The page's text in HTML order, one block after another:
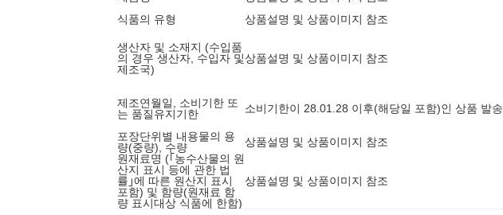
식품의 유형
상품설명 및 상품이미지 참조
생산자 및 소재지 (수입품
의 경우 생산자, 수입자 및
제조국)
상품설명 및 상품이미지 참조
제조연월일, 소비기한 또
는 품질유지기한
소비기한이 28.01.28 이후(해당일 포함)인 상품 발송
포장단위별 내용물의 용
량(중량), 수량
상품설명 및 상품이미지 참조
원재료명 (｢농수산물의 원
산지 표시 등에 관한 법
률｣에 따른 원산지 표시
포함) 및 함량(원재료 함
량 표시대상 식품에 한함)
상품설명 및 상품이미지 참조